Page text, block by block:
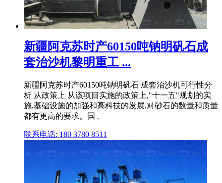
新疆阿克苏时产60150吨钠明矾石成
套治沙机黎明重工 ...
新疆阿克苏时产60150吨钠明矾石 成套治沙机可行性分
析 从政策上 从该项目实施的政策上,"十一五"规划的实
施,基础设施的加强和高科技的发展,对砂石的数量和质量
都有更高的要求。国 .
联系电话: 180 3780 8511